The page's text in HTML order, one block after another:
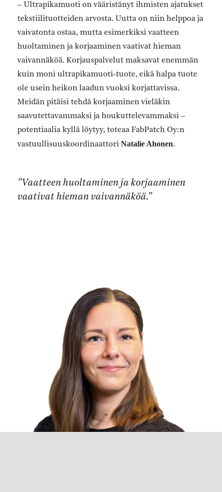
– Ultrapikamuoti on vääristänyt ihmisten ajatukset
tekstiilituotteiden arvosta. Uutta on niin helppoa ja
vaivatonta ostaa, mutta esimerkiksi vaatteen
huoltaminen ja korjaaminen vaativat hieman
vaivannäköä. Korjauspalvelut maksavat enemmän
kuin moni ultrapikamuoti-tuote, eikä halpa tuote
ole usein heikon laadun vuoksi korjattavissa.
Meidän pitäisi tehdä korjaaminen vieläkin
saavutettavammaksi ja houkuttelevammaksi –
potentiaalia kyllä löytyy, toteaa FabPatch Oy:n
vastuullisuuskoordinaattori Natalie Ahonen.
”Vaatteen huoltaminen ja korjaaminen
vaativat hieman vaivannäköä.”